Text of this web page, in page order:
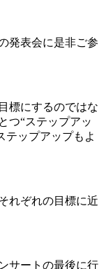
発表会に是非ご参
標にするのではな
つ“ステップアッ
テップアップもよ
れぞれの目標に近
サートの最後に行